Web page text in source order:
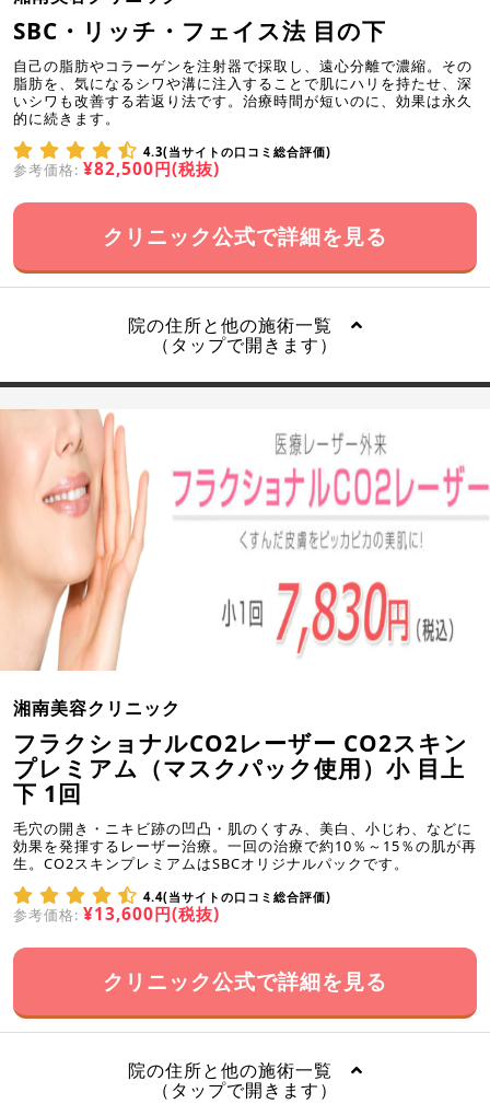
SBC・リッチ・フェイス法 目の下
自己の脂肪やコラーゲンを注射器で採取し、遠心分離で濃縮。その
脂肪を、気になるシワや溝に注入することで肌にハリを持たせ、深
いシワも改善する若返り法です。治療時間が短いのに、効果は永久
的に続きます。
4.3(当サイトの口コミ総合評価)
参考価格: ¥82,500円(税抜)
クリニック公式で詳細を見る
院の住所と他の施術一覧
（タップで開きます）
湘南美容クリニック
フラクショナルCO2レーザー CO2スキン
プレミアム（マスクパック使用）小 目上
下 1回
毛穴の開き・ニキビ跡の凹凸・肌のくすみ、美白、小じわ、などに
効果を発揮するレーザー治療。一回の治療で約10％～15％の肌が再
生。CO2スキンプレミアムはSBCオリジナルパックです。
4.4(当サイトの口コミ総合評価)
参考価格: ¥13,600円(税抜)
クリニック公式で詳細を見る
院の住所と他の施術一覧
（タップで開きます）